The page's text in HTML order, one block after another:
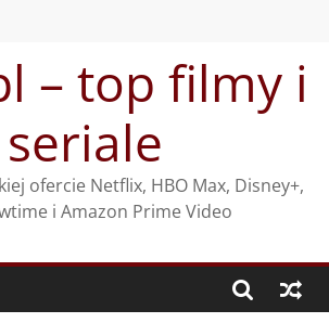
– top filmy i
seriale
ofercie Netflix, HBO Max, Disney+,
i Amazon Prime Video